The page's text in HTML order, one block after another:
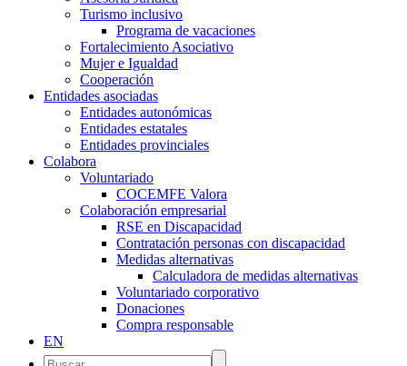
Turismo inclusivo
Programa de vacaciones
Fortalecimiento Asociativo
Mujer e Igualdad
Cooperación
Entidades asociadas
Entidades autonómicas
Entidades estatales
Entidades provinciales
Colabora
Voluntariado
COCEMFE Valora
Colaboración empresarial
RSE en Discapacidad
Contratación personas con discapacidad
Medidas alternativas
Calculadora de medidas alternativas
Voluntariado corporativo
Donaciones
Compra responsable
EN